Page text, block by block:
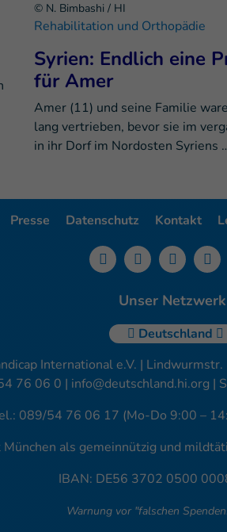
© N. Bimbashi / HI
Rehabilitation und Orthopädie
Syrien: Endlich eine
für Amer
Amer (11) und seine Familie
lang vertrieben, bevor sie im
in ihr Dorf im Nordosten Syriens
Presse Datenschutz Kontakt
Unser Netzwerk
Deutschland
International e.V. |
76 06 0 | info@deutschland.hi.org |
089/54 76 06 17 (Mo-Do 9:00 –
als gemeinnützig und
IBAN: DE56 3702 0500
Warnung vor "falschen